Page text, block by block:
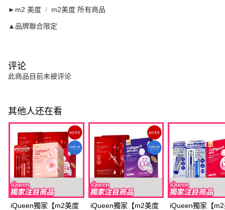
►m2 美度 m2美度 所有商品
▲品牌聯合限定
评论
此商品目前未被评论
其他人还在看
iQueen獨家【m2美度
iQueen獨家【m2美度
iQueen獨家【